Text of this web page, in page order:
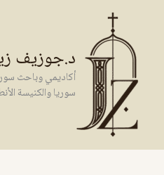
المحتوى
د.جوزيف
أكاديمي وباحث
سوريا والكنيسة